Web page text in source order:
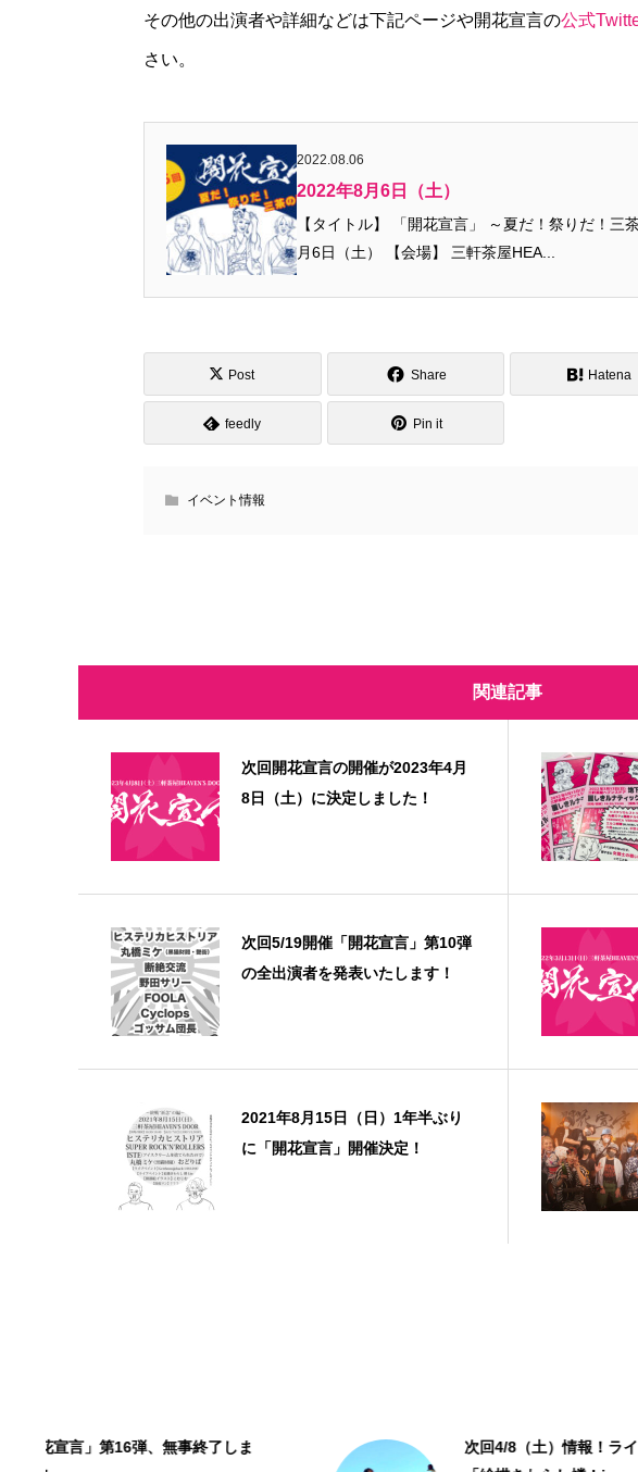
その他の出演者や詳細などは下記ページや開花宣言の公式
さい。
2022.08.06
2022年8月6日（土）
【タイトル】 「開花宣言」 ～夏だ！祭りだ！三茶の奇祭！～ 【
月6日（土） 【会場】 三軒茶屋HEA...
Post Share Hatena
feedly Pin it
イベント情報
関連記事
次回開花宣言の開催が2023年4月
8日（土）に決定しました！
次回5/19開催「開花宣言」第10弾
の全出演者を発表いたします！
2021年8月15日（日）1年半ぶり
に「開花宣言」開催決定！
次回4/8（土）情報！ライブペイント